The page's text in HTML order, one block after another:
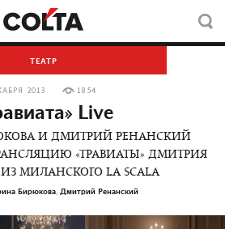
ТЕАТР
2013 1854
Live
И ДМИТРИЙ РЕНАНСКИЙ
«ТРАВИАТЫ» ДМИТРИЯ
МИЛАНСКОГО LA SCALA
Бирюкова, Дмитрий Ренанский